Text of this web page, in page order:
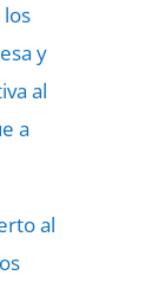
y
al
a
al